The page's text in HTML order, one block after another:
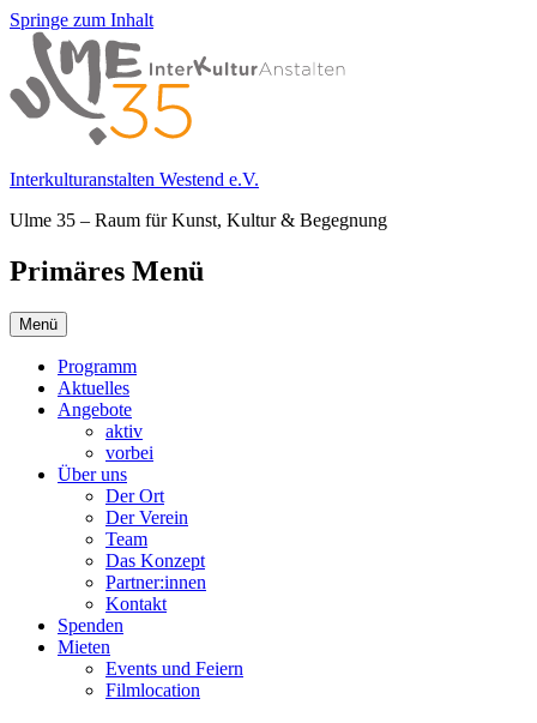
Springe zum Inhalt
Interkulturanstalten Westend e.V.
Ulme 35 – Raum für Kunst, Kultur & Begegnung
Primäres Menü
Menü
Programm
Aktuelles
Angebote
aktiv
vorbei
Über uns
Der Ort
Der Verein
Team
Das Konzept
Partner:innen
Kontakt
Spenden
Mieten
Events und Feiern
Filmlocation